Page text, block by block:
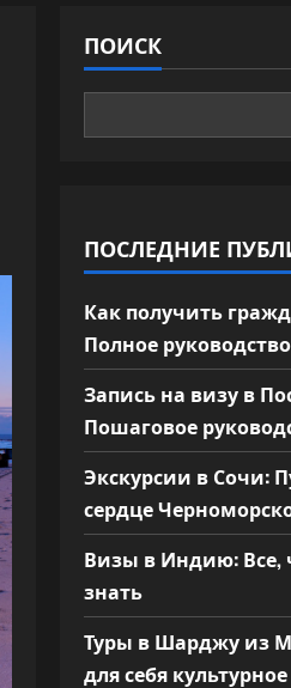
ПОИСК
ПОСЛЕДНИЕ
Как получить
Полное руководство
Запись на визу в
Пошаговое
Экскурсии в Сочи:
сердце
Визы в Индию: Все,
знать
Туры в Шарджу из
для себя